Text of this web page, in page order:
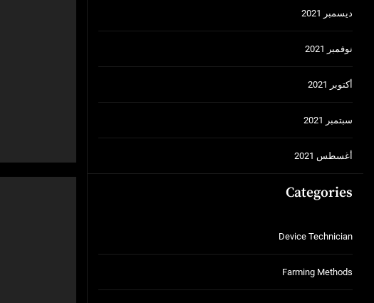
ديسمبر 2021
نوفمبر 2021
أكتوبر 2021
سبتمبر 2021
أغسطس 2021
Categories
Device Technician
Farming Methods